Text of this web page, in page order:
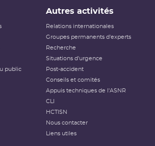
public
Autres activités
Relations internationales
Groupes permanents d'experts
Recherche
Situations d'urgence
Post-accident
Conseils et comités
Appuis techniques de l'ASNR
CLI
HCTISN
Nous contacter
Liens utiles